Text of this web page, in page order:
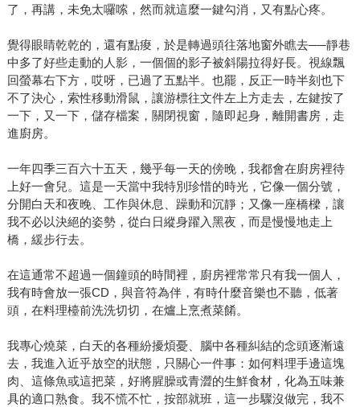
了，再講，未免太囉嗦，然而就這麼一鍵勾消，又有點心疼。
覺得眼睛乾乾的，還有點痠，於是轉過頭往落地窗外瞧去──靜巷
中多了好些走動的人影，一個個的影子被斜陽拉得好長。視線飄
回螢幕右下方，哎呀，已過了五點半。也罷，反正一時半刻也下
不了決心，索性移動滑鼠，讓游標往文件左上方走去，左鍵按了
一下，又一下，儲存檔案，關閉視窗，隨即起身，離開書房，走
進廚房。
一年四季三百六十五天，幾乎每一天的傍晚，我都會在廚房裡待
上好一會兒。這是一天當中我特別珍惜的時光，它像一個分號，
分開白天和夜晚、工作與休息、躁動和沉靜；又像一座橋樑，讓
我不必以決絕的姿勢，從白日縱身躍入黑夜，而是慢慢地走上
橋，緩步行去。
在這通常不超過一個鐘頭的時間裡，廚房裡常常只有我一個人，
我有時會放一張CD，與音符為伴，有時什麼音樂也不聽，低著
頭，在料理檯前洗洗切切，在爐上烹煮菜餚。
我專心燒菜，白天的各種紛擾煩憂、腦中各種糾結的念頭逐漸遠
去，我進入近乎放空的狀態，只關心一件事：如何料理手邊這塊
肉、這條魚或這把菜，好將腥臊或青澀的生鮮食材，化為五味兼
具的適口熟食。我不慌不忙，按部就班，這一步驟沒做完，我不